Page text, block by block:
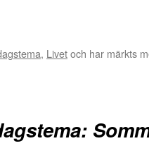
, Livetoch har märkts